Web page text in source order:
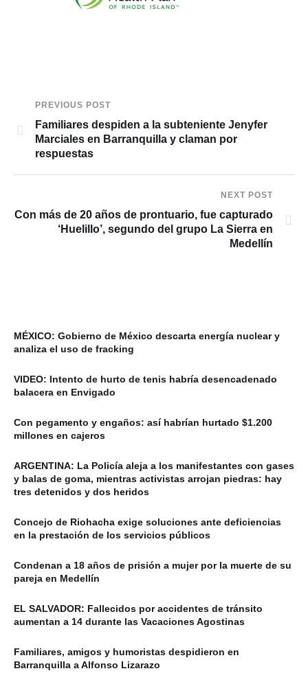
PREVIOUS POST
Familiares despiden a la subteniente Jenyfer
Marciales en Barranquilla y claman por
respuestas
NEXT POST
Con más de 20 años de prontuario, fue capturado
‘Huelillo’, segundo del grupo La Sierra en
Medellín
MÉXICO: Gobierno de México descarta energía nuclear y
analiza el uso de fracking
VIDEO: Intento de hurto de tenis habría desencadenado
balacera en Envigado
Con pegamento y engaños: así habrían hurtado $1.200
millones en cajeros
ARGENTINA: La Policía aleja a los manifestantes con gases
y balas de goma, mientras activistas arrojan piedras: hay
tres detenidos y dos heridos
Concejo de Riohacha exige soluciones ante deficiencias
en la prestación de los servicios públicos
Condenan a 18 años de prisión a mujer por la muerte de su
pareja en Medellín
EL SALVADOR: Fallecidos por accidentes de tránsito
aumentan a 14 durante las Vacaciones Agostinas
Familiares, amigos y humoristas despidieron en
Barranquilla a Alfonso Lizarazo